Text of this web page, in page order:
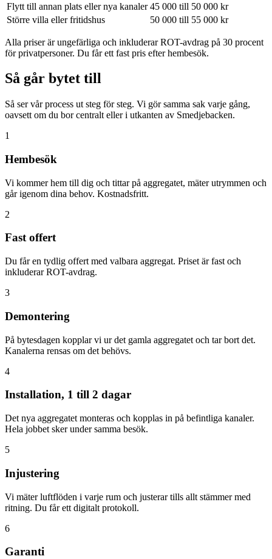
Flytt till annan plats eller nya kanaler 45 000 till 50 000 kr
Större villa eller fritidshus
50 000 till 55 000 kr
Alla priser är ungefärliga och inkluderar ROT-avdrag på 30 procent
för privatpersoner. Du får ett fast pris efter hembesök.
Så går bytet till
Så ser vår process ut steg för steg. Vi gör samma sak varje gång,
oavsett om du bor centralt eller i utkanten av Smedjebacken.
1
Hembesök
Vi kommer hem till dig och tittar på aggregatet, mäter utrymmen och
går igenom dina behov. Kostnadsfritt.
2
Fast offert
Du får en tydlig offert med valbara aggregat. Priset är fast och
inkluderar ROT-avdrag.
3
Demontering
På bytesdagen kopplar vi ur det gamla aggregatet och tar bort det.
Kanalerna rensas om det behövs.
4
Installation, 1 till 2 dagar
Det nya aggregatet monteras och kopplas in på befintliga kanaler.
Hela jobbet sker under samma besök.
5
Injustering
Vi mäter luftflöden i varje rum och justerar tills allt stämmer med
ritning. Du får ett digitalt protokoll.
6
Garanti